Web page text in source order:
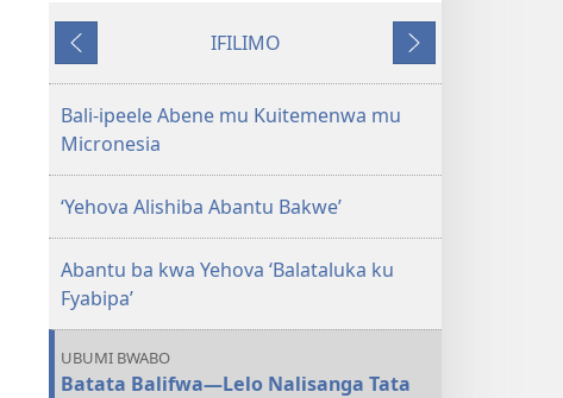
sha
kompyuta
ULUPUNGU
KALINDA
—
ULWA
July 2014
Icifumineko
IFILIMO
Icikonkelepo
Bali-ipeele Abene mu Kuitemenwa mu
Micronesia
‘Yehova Alishiba Abantu Bakwe’
Abantu ba kwa Yehova ‘Balataluka ku
Fyabipa’
UBUMI BWABO
Batata Balifwa​—Lelo Nalisanga Tata